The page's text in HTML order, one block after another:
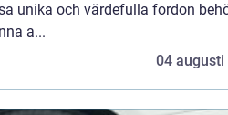
unika och värdefulla fordon
a...
04 augusti